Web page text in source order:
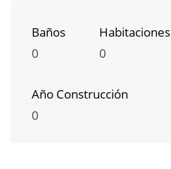
Baños
0
Habitaciones
0
Año Construcción
0